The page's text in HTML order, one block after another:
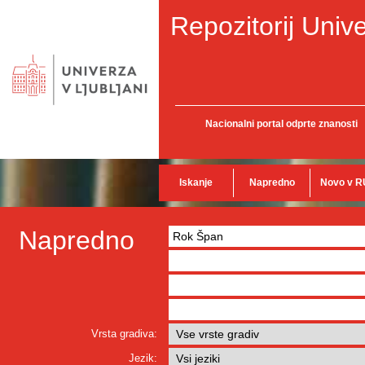
Repozitorij
Nacionalni portal odprte znanosti
Iskanje Napredno Novo v
Napredno
Vrsta gradiva:
Jezik: